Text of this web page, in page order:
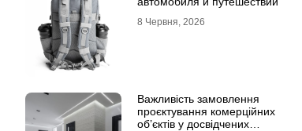
8 Червня, 2026
Важливість замовлення
проєктування комерційних
об’єктів у досвідчених